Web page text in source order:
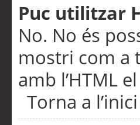
Puc utilitzar
No. No és
mostri com a
amb l’HTML
Torna a l’inici